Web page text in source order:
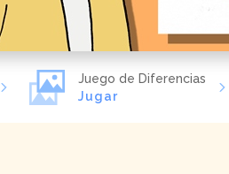
Juego de Diferencias
Jugar